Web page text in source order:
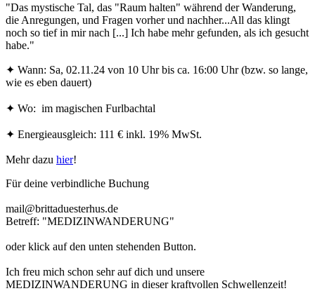
"Das mystische Tal, das "Raum halten" während der Wanderung,
die Anregungen, und Fragen vorher und nachher...All das klingt
noch so tief in mir nach [...] Ich habe mehr gefunden, als ich gesucht
habe."
✦ Wann: Sa, 02.11.24 von 10 Uhr bis ca. 16:00 Uhr (bzw. so lange,
wie es eben dauert)
✦ Wo: im magischen Furlbachtal
✦ Energieausgleich: 111 € inkl. 19% MwSt.
Mehr dazu hier!
Für deine verbindliche Buchung
mail@brittaduesterhus.de
Betreff: "MEDIZINWANDERUNG"
oder klick auf den unten stehenden Button.
Ich freu mich schon sehr auf dich und unsere
MEDIZINWANDERUNG in dieser kraftvollen Schwellenzeit!